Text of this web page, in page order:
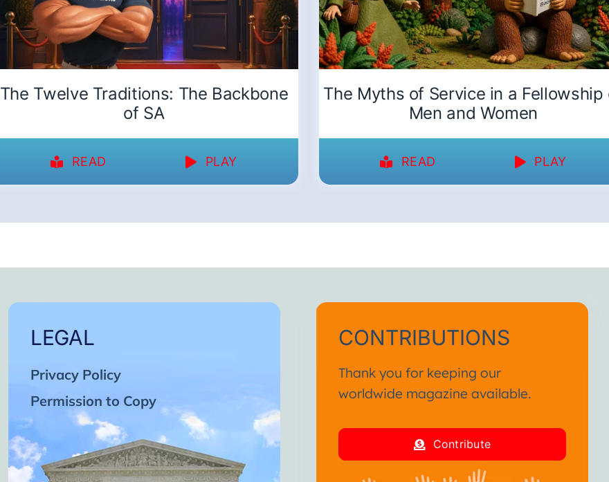
The Twelve Traditions: The Backbone
of SA
READ PLAY
The Myths of Service in a Fellowship
Men and Women
READ PLAY
LEGAL
Privacy Policy
Permission to Copy
CONTRIBUTIONS
Thank you for keeping our
worldwide magazine available.
Contribute